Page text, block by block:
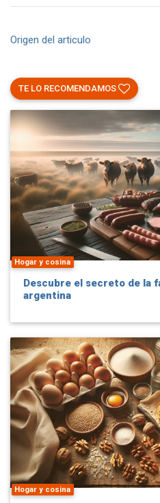
Origen del articulo
TE LO RECOMENDAMOS
Hogar y cosina
Descubre el secreto de la
argentina
Hogar y cosina